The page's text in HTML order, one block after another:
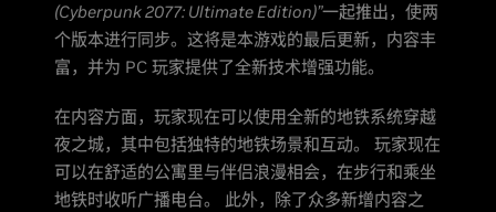
(Cyberpunk 2077: Ultimate Edition)”一起推出，使两
个版本进行同步。这将是本游戏的最后更新，内容丰
富，并为 PC 玩家提供了全新技术增强功能。
在内容方面，玩家现在可以使用全新的地铁系统穿越
夜之城，其中包括独特的地铁场景和互动。 玩家现在
可以在舒适的公寓里与伴侣浪漫相会，在步行和乘坐
地铁时收听广播电台。 此外，除了众多新增内容之